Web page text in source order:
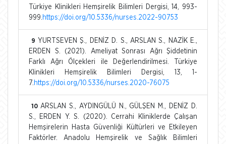
Türkiye Klinikleri Hemşirelik Bilimleri Dergisi, 14, 993-
999. https://doi.org/10.5336/nurses.2022-90753
9 YURTSEVEN Ş., DENİZ D. S., ARSLAN S., NAZİK E.,
ERDEN S. (2021). Ameliyat Sonrası Ağrı Şiddetinin
Farklı Ağrı Ölçekleri ile Değerlendirilmesi. Türkiye
Klinikleri Hemşirelik Bilimleri Dergisi, 13, 1-
7. https://doi.org/10.5336/nurses.2020-76075
10 ARSLAN S., AYDINGÜLÜ N., GÜLŞEN M., DENİZ D.
S., ERDEN Y. S. (2020). Cerrahi Kliniklerde Çalışan
Hemşirelerin Hasta Güvenliği Kültürleri ve Etkileyen
Faktörler. Anadolu Hemşirelik ve Sağlık Bilimleri